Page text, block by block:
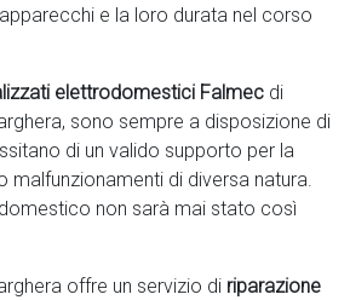
e la loro durata nel corso
elettrodomestici Falmec di
sono sempre a disposizione di
di un valido supporto per la
malfunzionamenti di diversa natura.
non sarà mai stato così
offre un servizio di riparazione